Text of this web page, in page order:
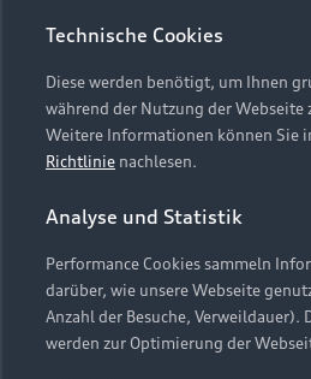
Online-Terminvereinbarung
Servicekontakt
Vertrag widerrufen
Investor Relations
Presse & Media Center
Datenschutz
Audi erleben
Newsletter
Impressum Rechtliches
Datenschutzinformation
Cookie-Richtlinie
Barrierefreiheit
Hinweis: Die aktuelle
Embleme am Fahrzeug bei
Webseite kann abweichen.
Technische Cookies
Diese werden benötigt, um Ihnen
während der Nutzung der Webseite
Weitere Informationen können Sie
Richtlinie nachlesen.
Analyse und Statistik
Performance Cookies sammeln
darüber, wie unsere Webseite
Anzahl der Besuche, Verweildauer).
werden zur Optimierung der